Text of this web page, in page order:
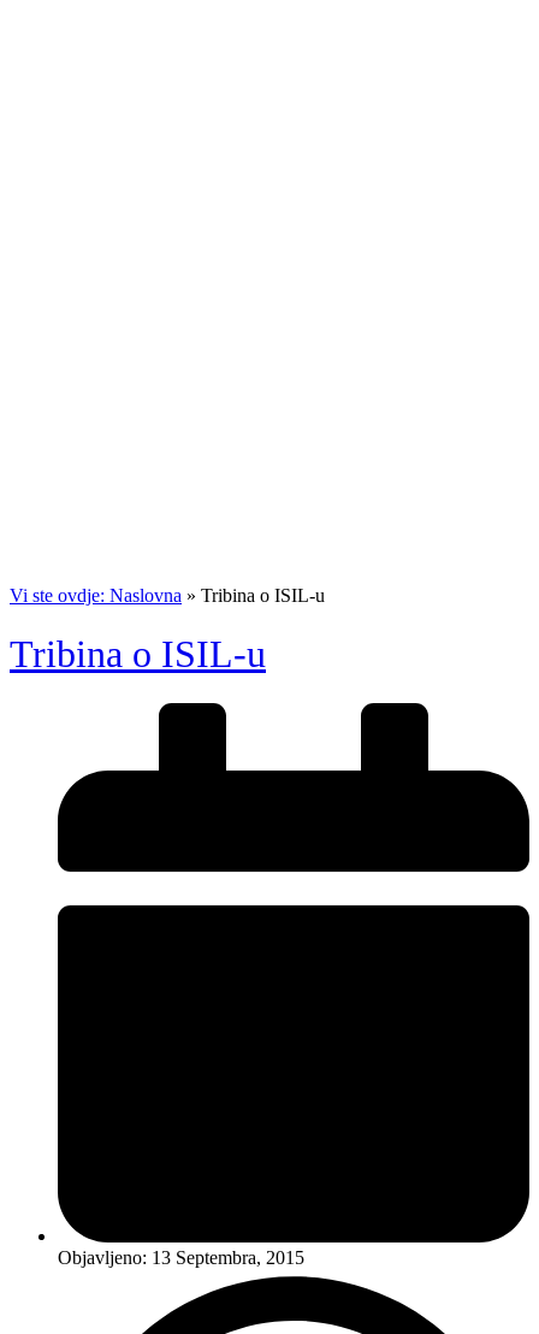
Vi ste ovdje: Naslovna » Tribina o ISIL-u
Tribina o ISIL-u
Objavljeno: 13 Septembra, 2015